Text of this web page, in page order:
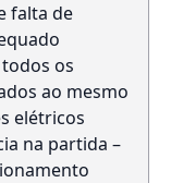
falta de
os
ao mesmo
elétricos
na partida –